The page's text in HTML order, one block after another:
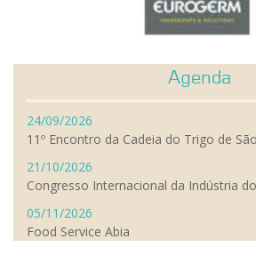
Agenda
24/09/2026
11º Encontro da Cadeia do Trigo de
21/10/2026
Congresso Internacional da Indústria
05/11/2026
Food Service Abia